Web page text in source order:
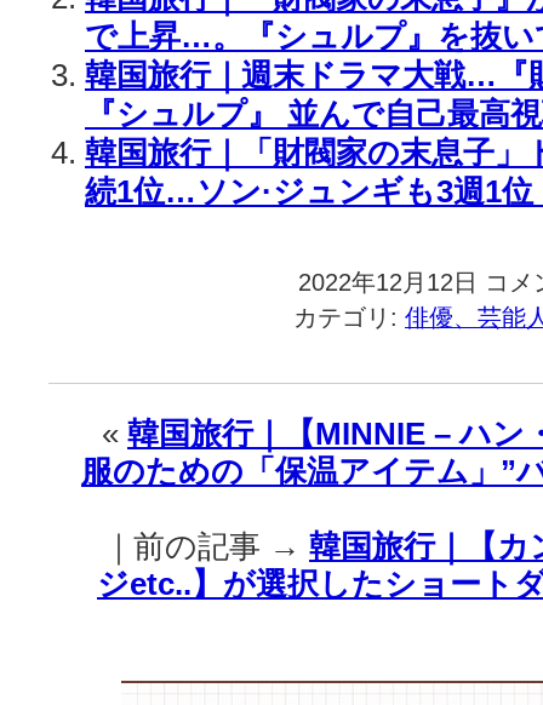
で上昇…。『シュルプ』を抜い
韓国旅行｜週末ドラマ大戦…『
『シュルプ』 並んで自己最高
韓国旅行｜「財閥家の末息子」
続1位…ソン·ジュンギも3週1位
2022年12月12日
韓
国
旅
｜
閥
の
息
子』
が
ヨ
コメ
カテゴリ: 俳優、芸能
« 韓国旅行｜【MINNIE – ハ
服のための「保温アイテム」”
｜前の記事 → 韓国旅行｜【
ジetc..】が選択したショート